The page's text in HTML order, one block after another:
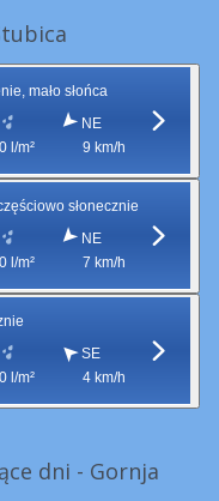
mało słońca
0 l/m²
NE
9 km/h
słonecznie
0 l/m²
NE
7 km/h
0 l/m²
SE
4 km/h
dni - Gornja